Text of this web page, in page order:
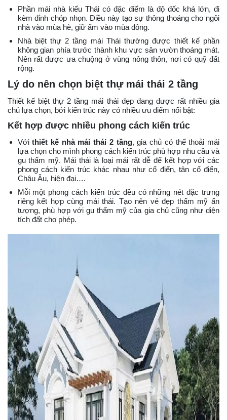
Phần mái nhà kiểu Thái có đặc điểm là độ đốc khá lớn, đi
kèm đỉnh chóp nhọn. Điều này tạo sự thông thoáng cho ngôi
nhà vào mùa hè, giữ ấm vào mùa đông.
Nhà biệt thự 2 tầng mái Thái thường được thiết kế phần
không gian phía trước thành khu vực sân vườn thoáng mát.
Nên rất được ưa chuộng ở vùng nông thôn, nơi có quỹ đất
rộng.
Lý do nên chọn biệt thự mái thái 2 tầng
Thiết kế biệt thự 2 tầng mái thái đẹp đang được rất nhiều gia
chủ lựa chọn, bởi kiến trúc này có nhiều ưu điểm nổi bật:
Kết hợp được nhiều phong cách kiến trúc
Vớithiết kế nhà mái thái 2 tầng, gia chủ có thể thoải mái
lựa chọn cho mình phong cách kiến trúc phù hợp nhu cầu và
gu thẩm mỹ. Mái thái là loại mái rất dễ để kết hợp với các
phong cách kiến trúc khác nhau như cổ điển, tân cổ điển,
Châu Âu, hiện đại….
Mỗi một phong cách kiến trúc đều có những nét đặc trưng
riêng kết hợp cùng mái thái. Tạo nên vẻ đẹp thẩm mỹ ấn
tượng, phù hợp với gu thẩm mỹ của gia chủ cũng như diện
tích đất cho phép.